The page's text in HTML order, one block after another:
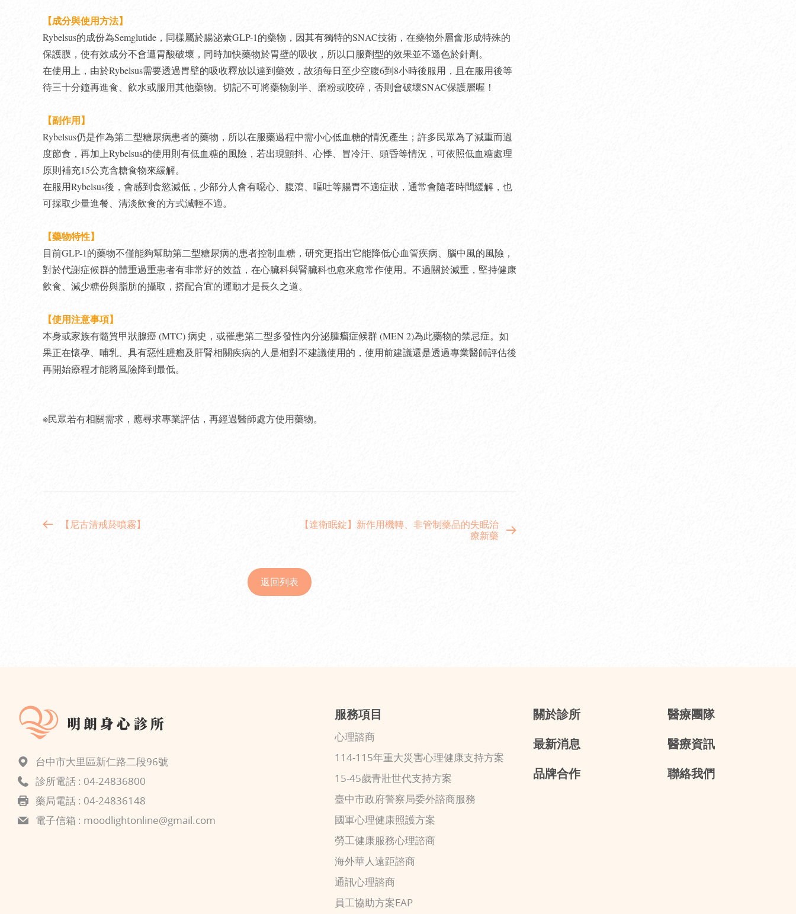
【成分與使用方法】
Rybelsus的成份為Semglutide，同樣屬於腸泌素GLP-1的藥物，因其有獨特的SNAC技術，在藥物外層會形成特殊的
保護膜，使有效成分不會遭胃酸破壞，同時加快藥物於胃壁的吸收，所以口服劑型的效果並不遜色於針劑。
在使用上，由於Rybelsus需要透過胃壁的吸收釋放以達到藥效，故須每日至少空腹6到8小時後服用，且在服用後等
待三十分鐘再進食、飲水或服用其他藥物。切記不可將藥物剝半、磨粉或咬碎，否則會破壞SNAC保護層喔！
【副作用】
Rybelsus仍是作為第二型糖尿病患者的藥物，所以在服藥過程中需小心低血糖的情況產生；許多民眾為了減重而過
度節食，再加上Rybelsus的使用則有低血糖的風險，若出現顫抖、心悸、冒冷汗、頭昏等情況，可依照低血糖處理
原則補充15公克含糖食物來緩解。
在服用Rybelsus後，會感到食慾減低，少部分人會有噁心、腹瀉、嘔吐等腸胃不適症狀，通常會隨著時間緩解，也
可採取少量進餐、清淡飲食的方式減輕不適。
【藥物特性】
目前GLP-1的藥物不僅能夠幫助第二型糖尿病的患者控制血糖，研究更指出它能降低心血管疾病、腦中風的風險，
對於代謝症候群的體重過重患者有非常好的效益，在心臟科與腎臟科也愈來愈常作使用。不過關於減重，堅持健康
飲食、減少糖份與脂肪的攝取，搭配合宜的運動才是長久之道。
【使用注意事項】
本身或家族有髓質甲狀腺癌 (MTC) 病史，或罹患第二型多發性內分泌腫瘤症候群 (MEN 2)為此藥物的禁忌症。如
果正在懷孕、哺乳、具有惡性腫瘤及肝腎相關疾病的人是相對不建議使用的，使用前建議還是透過專業醫師評估後
再開始療程才能將風險降到最低。
※民眾若有相關需求，應尋求專業評估，再經過醫師處方使用藥物。
【尼古清戒菸噴霧】
【達衛眠錠】新作用機轉、非管制藥品的失眠治
療新藥
返回列表
服務項目
心理諮商
114-115年重大災害心理健康支持方案
15-45歲青壯世代支持方案
臺中市政府警察局委外諮商服務
國軍心理健康照護方案
勞工健康服務心理諮商
海外華人遠距諮商
通訊心理諮商
員工協助方案EAP
關於診所
醫療團隊
最新消息
醫療資訊
品牌合作
聯絡我們
台中市大里區新仁路二段96號
診所電話 : 04-24836800
藥局電話 : 04-24836148
電子信箱 : moodlightonline@gmail.com